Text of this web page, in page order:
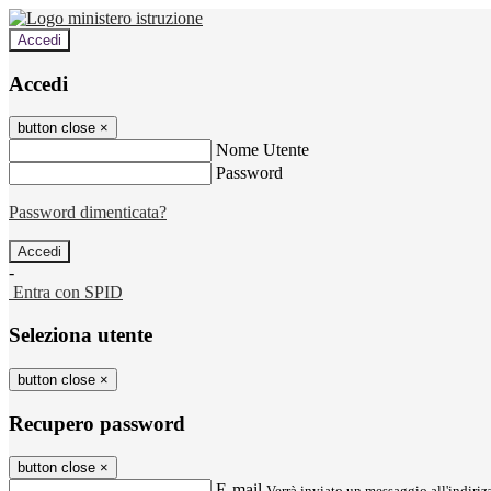
Accedi
Accedi
button close ×
Nome Utente
Password
Password dimenticata?
-
Entra con SPID
Seleziona utente
button close ×
Recupero password
button close ×